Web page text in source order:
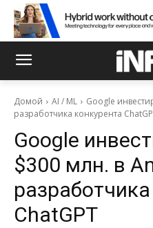
Домой AI / ML
Google
разработчика конкурента
Google
$300 млн. в
ChatGPT